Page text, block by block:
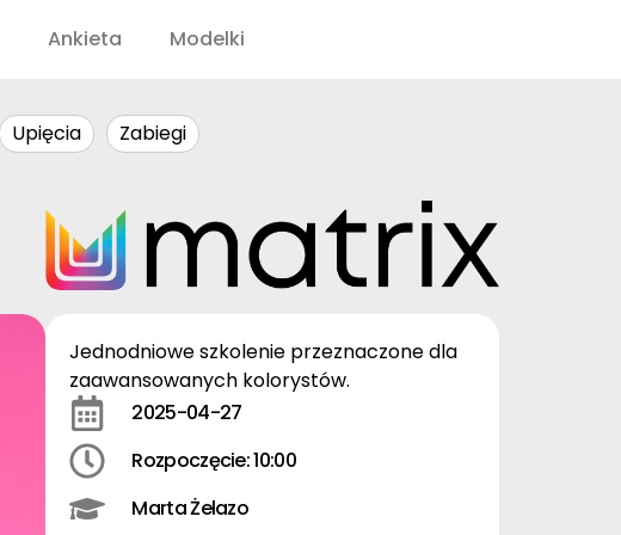
Ankieta Modelki
Upięcia Zabiegi
Jednodniowe szkolenie przeznaczone dla
zaawansowanych kolorystów.
2025-04-27
Rozpoczęcie: 10:00
Marta Żelazo